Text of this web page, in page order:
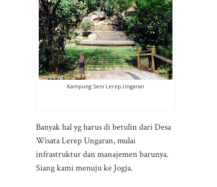
Kampung Seni Lerep,Ungaran
Banyak hal yg harus di betulin dari Desa
Wisata Lerep Ungaran, mulai
infrastruktur dan manajemen barunya.
Siang kami menuju ke Jogja.